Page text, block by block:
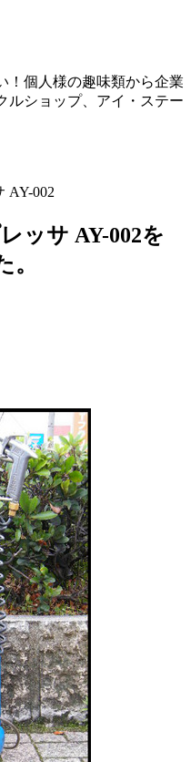
！個人様の趣味類から企業
ルショップ、アイ・ステー
AY-002
ッサ AY-002を